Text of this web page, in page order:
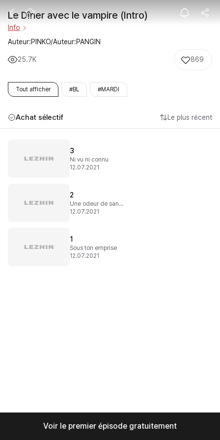
Le Dîner avec
Le Dîner avec le vampire (Intro)
Info
Auteur:PINKO/Auteur:PANGIN
25.7K 869
Tout afficher #BL #MARDI
Achat sélectif Le plus récent
3
Ni vu ni connu
12.07.2021
2
Une odeur de sang ?
12.07.2021
1
Sous ton emprise
12.07.2021
Voir le premier épisode gratuitement